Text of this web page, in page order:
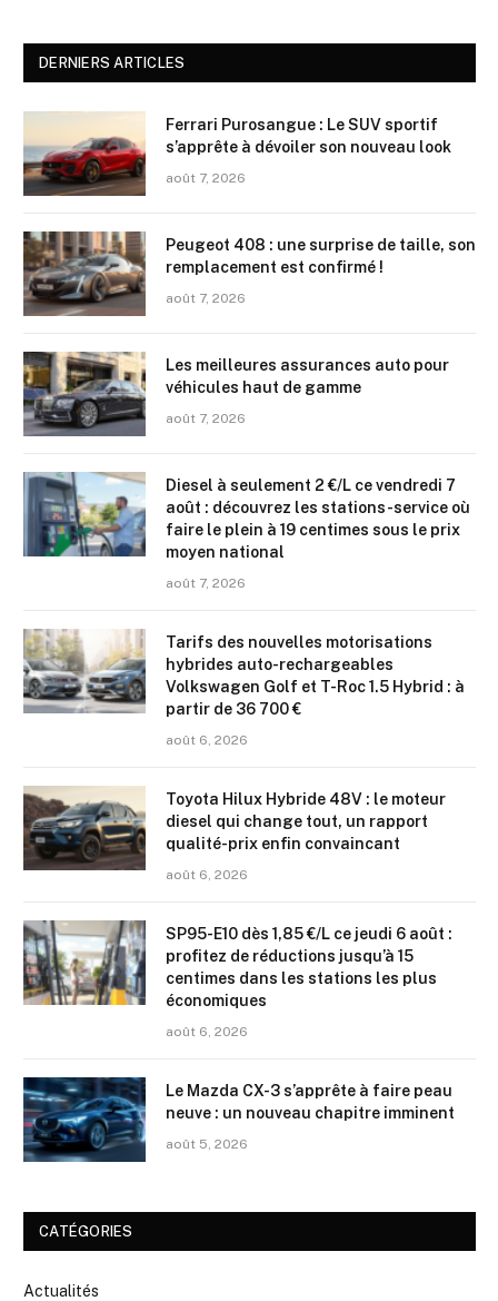
DERNIERS ARTICLES
Ferrari Purosangue : Le SUV sportif
s’apprête à dévoiler son nouveau look
août 7, 2026
Peugeot 408 : une surprise de taille, son
remplacement est confirmé !
août 7, 2026
Les meilleures assurances auto pour
véhicules haut de gamme
août 7, 2026
Diesel à seulement 2 €/L ce vendredi 7
août : découvrez les stations-service où
faire le plein à 19 centimes sous le prix
moyen national
août 7, 2026
Tarifs des nouvelles motorisations
hybrides auto-rechargeables
Volkswagen Golf et T-Roc 1.5 Hybrid : à
partir de 36 700 €
août 6, 2026
Toyota Hilux Hybride 48V : le moteur
diesel qui change tout, un rapport
qualité-prix enfin convaincant
août 6, 2026
SP95-E10 dès 1,85 €/L ce jeudi 6 août :
profitez de réductions jusqu’à 15
centimes dans les stations les plus
économiques
août 6, 2026
Le Mazda CX-3 s’apprête à faire peau
neuve : un nouveau chapitre imminent
août 5, 2026
CATÉGORIES
Actualités